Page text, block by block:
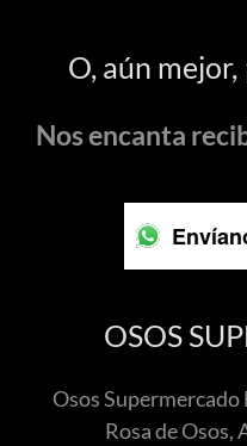
O, aún
Nos encanta
OSOS
Osos Supermercado
Rosa de